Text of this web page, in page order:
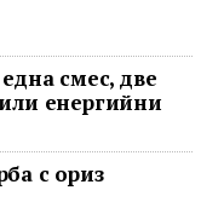
смес, две
енергийни
с ориз